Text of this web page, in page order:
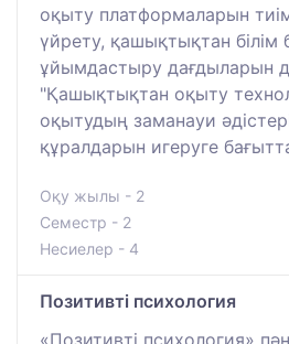
оқыту платформаларын
үйрету, қашықтықтан білім
ұйымдастыру дағдыларын
"Қашықтықтан оқыту
оқытудың заманауи
құралдарын игеруге
Оқу жылы - 2
Семестр - 2
Несиелер - 4
Позитивті психология
«Позитивті психология»